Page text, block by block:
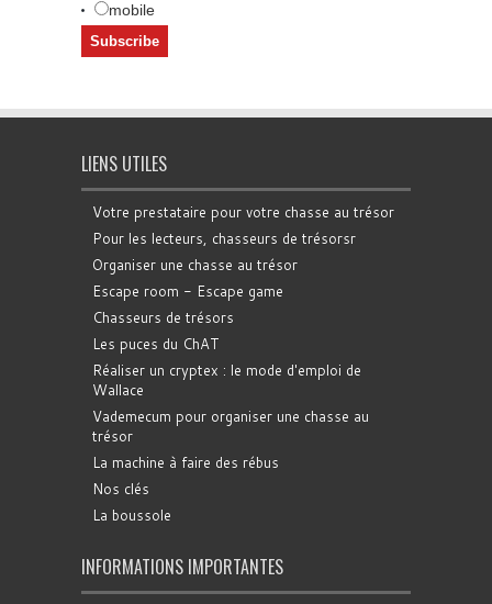
mobile
LIENS UTILES
Votre prestataire pour votre chasse au trésor
Pour les lecteurs, chasseurs de trésorsr
Organiser une chasse au trésor
Escape room - Escape game
Chasseurs de trésors
Les puces du ChAT
Réaliser un cryptex : le mode d'emploi de
Wallace
Vademecum pour organiser une chasse au
trésor
La machine à faire des rébus
Nos clés
La boussole
INFORMATIONS IMPORTANTES